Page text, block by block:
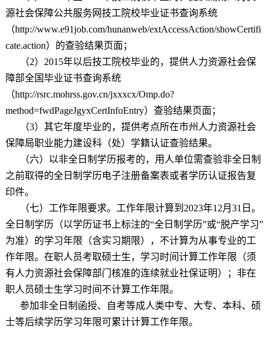
源社会保障公共服务网技工院校毕业证书查询系统
（http://www.e91job.com/hunanweb/extAccessAction/showCertifi
cate.action）的查验结果页面；
（2） 2015年以后技工院校毕业的，提供人力资源社会保
障部全国毕业证书查询系统
（http://rsrc.mohrss.gov.cn/jxxxcx/Omp.do?
method=fwdPageJgyxCertInfoEntry）查验结果页面；
（3）其它年度毕业的，提供考点所在市州人力资源社会
保障局职业能力建设科（处）学籍认证查验结果。
（六）以非全日制学历报考的，用人单位需查验非全日制
之前取得的全日制学历电子注册备案表或者学历认证报告复
印件。
（七）工作年限要求。工作年限计算到 2023年12月 31 日。
全日制学历（以学历证书上标注的“全日制学历”或“脱产学习”
为准）的学习年限（含实习期限），不计算为从事专业的工
作年限。在职人员考取硕士生，学习时间计算工作年限（须
有人力资源社会保障部门核准的连续就业社保证明）；非在
职人员硕士生学习时间不计算工作年限。
参加非全日制函授、自考等成人类中专、大专、本科、硕
士等后续学历学习年限可累计计算工作年限。